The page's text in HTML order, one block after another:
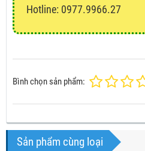
Hotline: 0977.9966.27
Bình chọn sản phẩm:
Sản phẩm cùng loại